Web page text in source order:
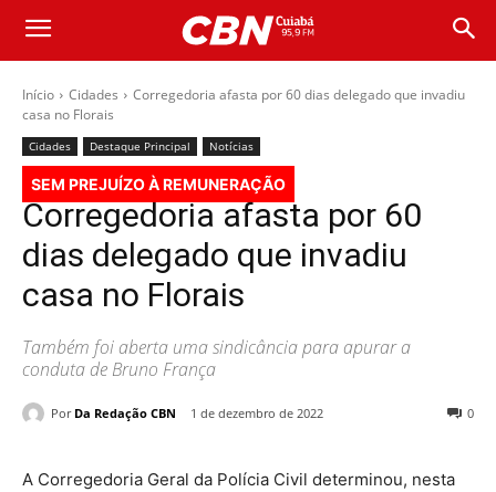
Início Cidades
Corregedoria afasta por 60 dias delegado que invadiu
casa no Florais
Cidades Destaque Principal Notícias
SEM PREJUÍZO À REMUNERAÇÃO
Corregedoria afasta por 60
dias delegado que invadiu
casa no Florais
Também foi aberta uma sindicância para apurar a
conduta de Bruno França
Por Da Redação CBN 1 de dezembro de 2022 0
A Corregedoria Geral da Polícia Civil determinou, nesta